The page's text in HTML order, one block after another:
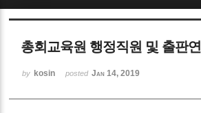
총회교육원 행정직원 및 출판
by kosin posted Jan 14, 2019
Sketchbook5, 스케